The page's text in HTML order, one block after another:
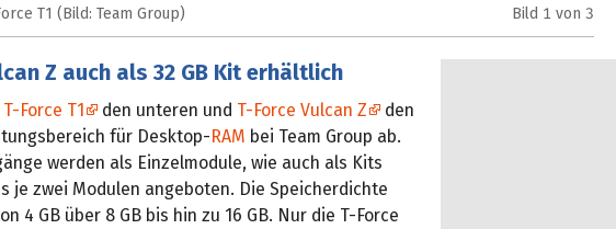
T1 (Bild: Team Group) Bild 1 von 3
Z auch als 32 GB Kit erhältlich
T-Force T1 den unteren und T-Force Vulcan Z
den
für Desktop-RAM bei Team Group ab.
werden als Einzelmodule, wie auch als Kits
je zwei Modulen angeboten. Die Speicherdichte
4 GB über 8 GB bis hin zu 16 GB. Nur die T-Force